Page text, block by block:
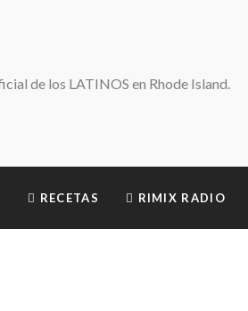
RECETAS RIMIX RADIO